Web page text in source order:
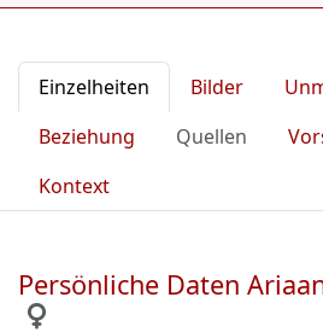
Einzelheiten Bilder
Beziehung
Quellen
Kontext
Persönliche Daten